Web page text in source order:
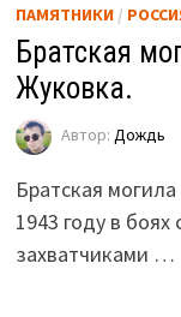
ПАМЯТНИКИ/
Братская
Жуковка.
Автор: Дождь
Братская
1943 году в
захватчиками …